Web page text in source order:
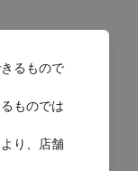
るもので
ものでは
り、店舗